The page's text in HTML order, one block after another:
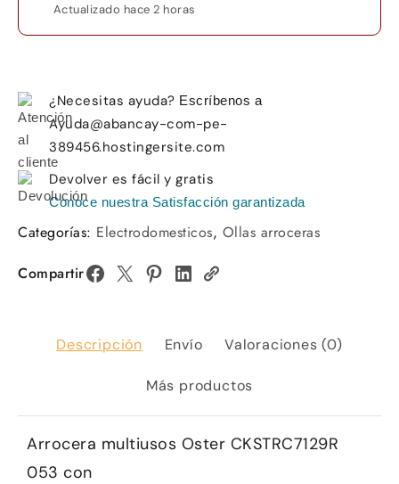
Actualizado hace 2 horas
¿Necesitas ayuda? Escríbenos a
Ayuda@abancay-com-pe-
389456.hostingersite.com
Devolver es fácil y gratis
Conoce nuestra Satisfacción garantizada
Categorías: Electrodomesticos, Ollas arroceras
Compartir
Descripción Envío Valoraciones (0)
Más productos
Arrocera multiusos Oster CKSTRC7129R
053 con